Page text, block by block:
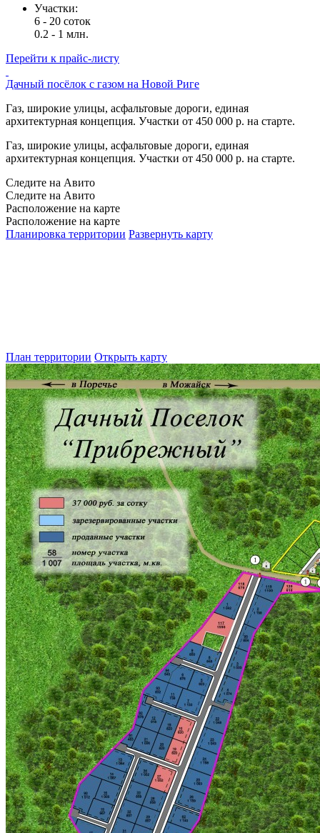
Участки:
6 - 20 соток
0.2 - 1 млн.
Перейти к прайс-листу
Дачный посёлок с газом на Новой Риге
Газ, широкие улицы, асфальтовые дороги, единая
архитектурная концепция. Участки от 450 000 р. на старте.
Газ, широкие улицы, асфальтовые дороги, единая
архитектурная концепция. Участки от 450 000 р. на старте.
Следите на Авито
Следите на Авито
Расположение на карте
Расположение на карте
Планировка территории Развернуть карту
План территории Открыть карту